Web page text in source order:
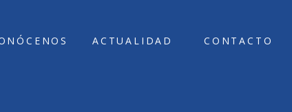
ACTUALIDAD CONTACTO